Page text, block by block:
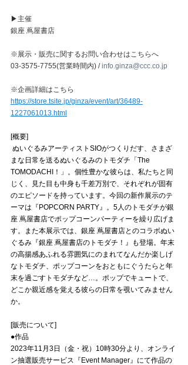
▶主催
銀座 蔦屋書店
※展示・販売に関するお問い合わせはこちらへ
03-3575-7755(営業時間内) / info.ginza@ccc.co.jp
※企画詳細はこちら
https://store.tsite.jp/ginza/event/art/36489-
1227061013.html⁡
[概要]
まな日常を送るぬいぐるみのトモダチ「The
TOMODACHI！」。個性豊かな彼らは、私たちと同
じく、見た目も中身も千差万別で、それぞれが固有
のエピソードを持っています。⁡今回の新作展示のテ
ーマは『POPCORN PARTY』。5人のトモダチが銀
座 蔦屋書店でポップコーンパーティーを繰り広げま
す。また本展示では、銀座 蔦屋書店とのコラボぬい
ぐるみ『銀座 蔦屋書店のトモダチ！』も登場。年末
の高揚感あふれる雰囲気にのまれてなんだか楽しげ
なトモダチ、ポップコーンをおともにぐうたらと年
末を過ごすトモダチなど…。ポップでキュートで、
どこか親近感を覚える彼らの日常を覗いてみません
か。
[販売について] ⁡
●作品
2023年11月3日（金・祝）10時30分より、オンライ
ン抽選販売サービス『Event Manager』にて作品の